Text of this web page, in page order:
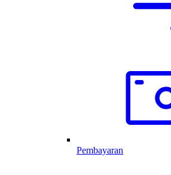
Pembayaran